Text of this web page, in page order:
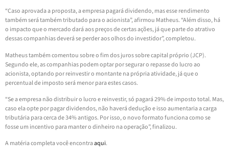
“Caso aprovada a proposta, a empresa pagará dividendo, mas esse rendimento
também será também tributado para o acionista”, afirmou Matheus. “Além disso, há
o impacto que o mercado dará aos preços de certas ações, já que parte do atrativo
dessas companhias deverá se perder aos olhos do investidor”, completou.
Matheus também comentou sobre o fim dos juros sobre capital próprio (JCP).
Segundo ele, as companhias podem optar por segurar o repasse do lucro ao
acionista, optando por reinvestir o montante na própria atividade, já que o
percentual de imposto será menor para estes casos.
“Se a empresa não distribuir o lucro e reinvestir, só pagará 29% de imposto total. Mas,
caso ela opte por pagar dividendos, não haverá dedução e isso aumentaria a carga
tributária para cerca de 34% antigos. Por isso, o novo formato funciona como se
fosse um incentivo para manter o dinheiro na operação”, finalizou.
A matéria completa você encontraaqui.